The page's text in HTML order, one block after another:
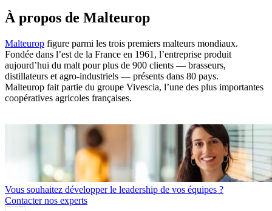
À propos de Malteurop
Malteurop figure parmi les trois premiers malteurs mondiaux.
Fondée dans l’est de la France en 1961, l’entreprise produit
aujourd’hui du malt pour plus de 900 clients — brasseurs,
distillateurs et agro-industriels — présents dans 80 pays.
Malteurop fait partie du groupe Vivescia, l’une des plus importantes
coopératives agricoles françaises.
Vous souhaitez développer le leadership de vos équipes ?
Contacter nos experts